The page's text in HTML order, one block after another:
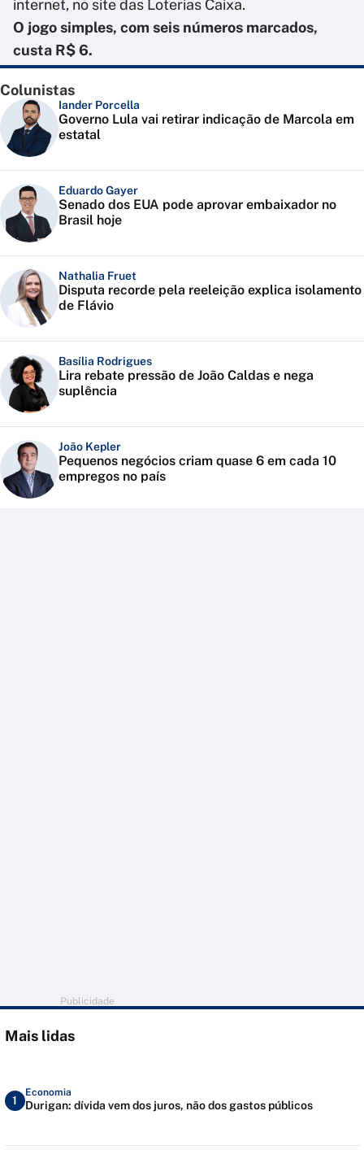
internet, no site das Loterias Caixa.
O jogo simples, com seis números marcados,
custa R$ 6.
Colunistas
Iander Porcella
Governo Lula vai retirar indicação de Marcola em
estatal
Eduardo Gayer
Senado dos EUA pode aprovar embaixador no
Brasil hoje
Nathalia Fruet
Disputa recorde pela reeleição explica isolamento
de Flávio
Basília Rodrigues
Lira rebate pressão de João Caldas e nega
suplência
João Kepler
Pequenos negócios criam quase 6 em cada 10
empregos no país
Publicidade
Mais lidas
1
Economia
Durigan: dívida vem dos juros, não dos gastos públicos